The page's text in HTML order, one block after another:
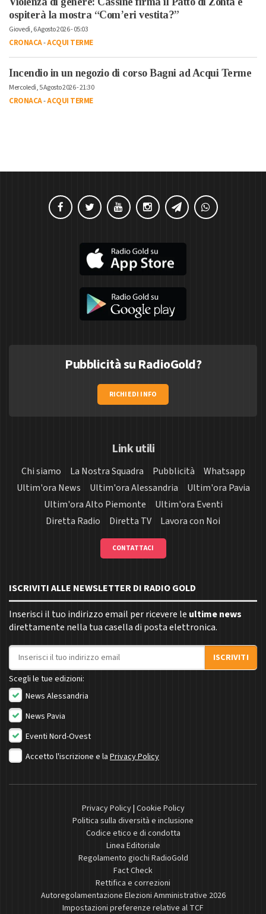
ospiterà la mostra “Com’eri vestita?”
Giovedì, 6 Agosto 2026 - 05:03
CRONACA-ACQUI TERME
Incendio in un negozio di corso Bagni ad Acqui Terme
Mercoledì, 5 Agosto 2026 - 21:30
CRONACA-ACQUI TERME
Pubblicità su RadioGold?
RICHIEDI INFO
Link utili
Chi siamo La Nostra Squadra Pubblicità
Whatsapp
Ultim'ora News
Ultim'ora Alessandria
Ultim'ora Pavia
Ultim'ora Alto Piemonte
Ultim'ora Eventi
Diretta Radio
Diretta TV Lavora con Noi
CONTATTACI
ISCRIVITI ALLE NEWSLETTER DI RADIO GOLD
Inserisci il tuo indirizzo email per ricevere le ultime news
direttamente nella tua casella di posta elettronica.
Indirizzo email
ISCRIVITI
Scegli le tue edizioni:
News Alessandria
News Pavia
Eventi Nord-Ovest
Accetto l'iscrizione e la Privacy Policy
Privacy Policy| Cookie Policy
Politica sulla diversità e inclusione
Codice etico e di condotta
Linea Editoriale
Regolamento giochi RadioGold
Fact Check
Rettifica e correzioni
Autoregolamentazione Elezioni Amministrative 2026
Impostazioni preferenze relative al TCF